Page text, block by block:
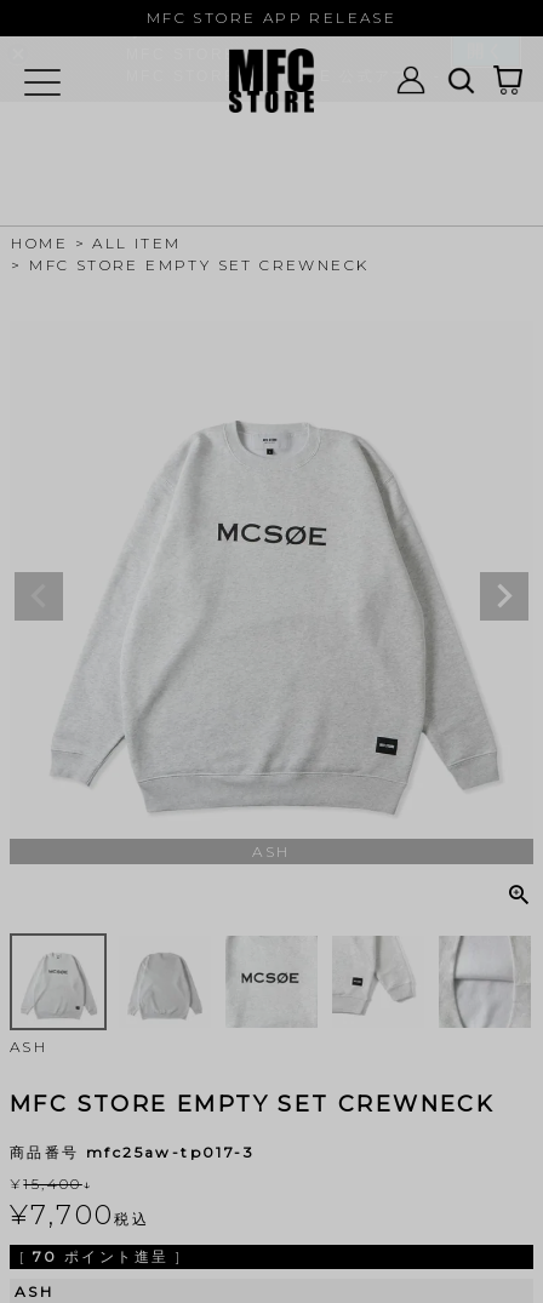
MFC STORE APP RELEASE
HOME
ALL ITEM
MFC STORE EMPTY SET CREWNECK
ASH
ASH
MFC STORE EMPTY SET CREWNECK
商品番号 mfc25aw-tp017-3
¥15,400↓
¥7,700税込
[ 70 ポイント進呈 ]
ASH
MFC STORE
MFC STORE/EXAMPLE 公式アプリ -
Google Play